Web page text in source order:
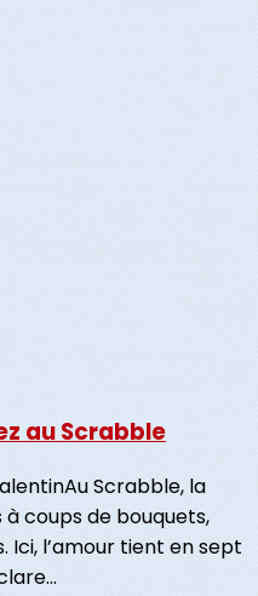
au Scrabble
Scrabble, la
coups de bouquets,
Ici, l’amour tient en sept